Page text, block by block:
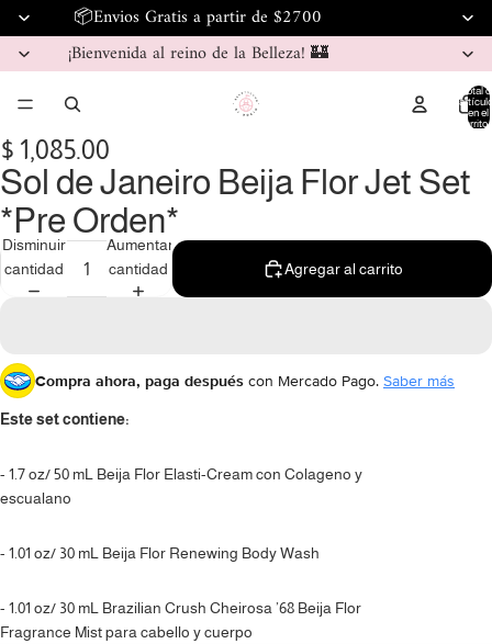
📦Envios Gratis a partir de $2700
¡Bienvenida al reino de la Belleza! 🏰
Total
en el
$ 1,085.00
Sol de Janeiro Beija Flor Jet Set
*Pre Orden*
Disminuir
cantidad
Aumentar
cantidad
Agregar al carrito
Compra ahora, paga después con Mercado Pago. Saber más
Este set contiene:
- 1.7 oz/ 50 mL Beija Flor Elasti-Cream con Colageno y
escualano
- 1.01 oz/ 30 mL Beija Flor Renewing Body Wash
- 1.01 oz/ 30 mL Brazilian Crush Cheirosa ’68 Beija Flor
Fragrance Mist para cabello y cuerpo